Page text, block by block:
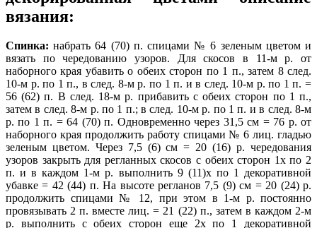
вязания:
Спинка: набрать 64 (70) п. спицами № 6 зеленым цветом и
вязать по чередованию узоров. Для скосов в 11-м р. от
наборного края убавить о обеих сторон по 1 п., затем 8 след.
10-м р. по 1 п., в след. 8-м р. по 1 п. и в след. 10-м р. по 1 п. =
56 (62) п. В след. 18-м р. прибавить с обеих сторон по 1 п.,
затем в след. 8-м р. по 1 п.; в след. 10-м р. по 1 п. и в след. 8-м
р. по 1 п. = 64 (70) п. Одновременно через 31,5 см = 76 р. от
наборного края продолжить работу спицами № 6 лиц. гладью
зеленым цветом. Через 7,5 (6) см = 20 (16) р. чередования
узоров закрыть для регланных скосов с обеих сторон 1х по 2
п. и в каждом 1-м р. выполнить 9 (11)х по 1 декоративной
убавке = 42 (44) п. На высоте регланов 7,5 (9) см = 20 (24) р.
продолжить спицами № 12, при этом в 1-м р. постоянно
провязывать 2 п. вместе лиц. = 21 (22) п., затем в каждом 2-м
р. выполнить с обеих сторон еще 2х по 1 декоративной